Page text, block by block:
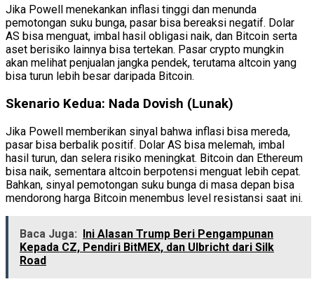
Jika Powell menekankan inflasi tinggi dan menunda
pemotongan suku bunga, pasar bisa bereaksi negatif. Dolar
AS bisa menguat, imbal hasil obligasi naik, dan Bitcoin serta
aset berisiko lainnya bisa tertekan. Pasar crypto mungkin
akan melihat penjualan jangka pendek, terutama altcoin yang
bisa turun lebih besar daripada Bitcoin.
Skenario Kedua: Nada Dovish (Lunak)
Jika Powell memberikan sinyal bahwa inflasi bisa mereda,
pasar bisa berbalik positif. Dolar AS bisa melemah, imbal
hasil turun, dan selera risiko meningkat. Bitcoin dan Ethereum
bisa naik, sementara altcoin berpotensi menguat lebih cepat.
Bahkan, sinyal pemotongan suku bunga di masa depan bisa
mendorong harga Bitcoin menembus level resistansi saat ini.
Baca Juga: Ini Alasan Trump Beri Pengampunan
Kepada CZ, Pendiri BitMEX, dan Ulbricht dari Silk
Road